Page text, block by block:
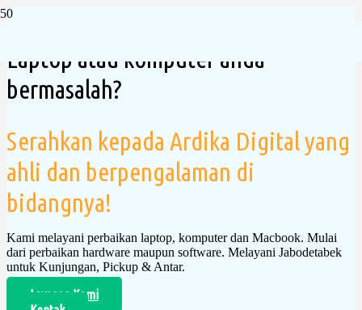
Laptop atau komputer anda
bermasalah?
Serahkan kepada Ardika Digital yang
ahli dan berpengalaman di
bidangnya!
Kami melayani perbaikan laptop, komputer dan Macbook. Mulai
dari perbaikan hardware maupun software. Melayani Jabodetabek
untuk Kunjungan, Pickup & Antar.
Layanan Kami